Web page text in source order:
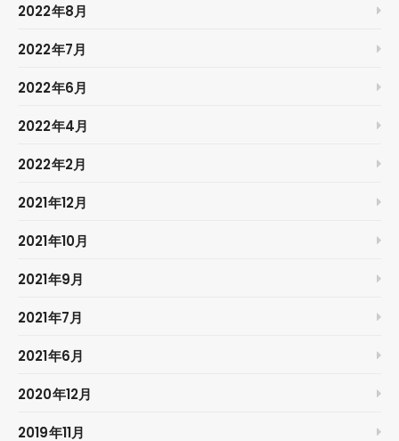
2022年8月
2022年7月
2022年6月
2022年4月
2022年2月
2021年12月
2021年10月
2021年9月
2021年7月
2021年6月
2020年12月
2019年11月